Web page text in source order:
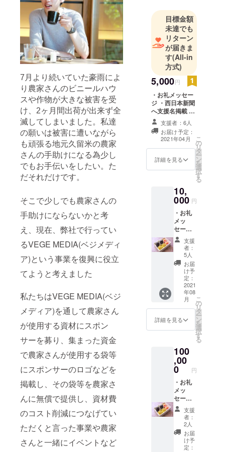
7月より続いていた豪雨によ
り農家さんのビニールハウ
スや作物が大きな被害を受
け、2ヶ月間出荷が出来ず全
滅してしまいました。私達
の願いは被害に遭いながら
も頑張る地元久留米の農家
さんの手助けになる為少し
でもお手伝いをしたい。た
だそれだけです。
そこで少しでも農家さんの
手助けにならないかと考
え、現在、弊社で行ってい
るVEGE MEDIA(ベジメディ
ア)という事業を復興に役立
てようと考えました
私たちはVEGE MEDIA(ベジ
メディア)を通して農家さん
が使用する資材にスポン
サーを募り、集まった資金
で農家さんが使用する袋等
にスポンサーのロゴなどを
掲載し、その袋等を農家さ
んに無償で提供し、資材費
のコスト削減につなげてい
ただくと言った事業や農家
さんと一緒にイベントなど
目標金額
未達でも
リターン
が届きま
す(All-in
方式)
5,000円
・お礼メッセー
ジ ・西日本新聞
へ支援名掲載 小
サイズ個人名掲
載 (新聞郵送が
必要ない場合は
ご連絡ください)
(掲載名は個人名
のみとなります)
支援者：6人
お届け予定：
2021年04月
詳細を見る
こ
の
リ
タ
ー
ン
を
選
択
す
る
10,
000 円
・お礼
メッ
セージ
・西日
本新聞
へ支援
名掲
載 中
サイズ
個人名
掲載
(新聞郵
送が必
要ない
場合は
ご連絡
い)(掲載
名は個
人名の
みとな
ります)
掲載日4
月予定
・お野
菜・フ
ルーツ
セッ
ト １
回 ※１
支援
者：
5人
お届
け予
定：
2021
年08
月
詳細を見る
こ
の
リ
タ
ー
ン
を
選
択
す
る
100
,00
0 円
・お礼
メッ
セージ
・西日
本新聞
へ支援
名掲載
大サ
イズ個
支援
者：
2人
お届
け予
定：